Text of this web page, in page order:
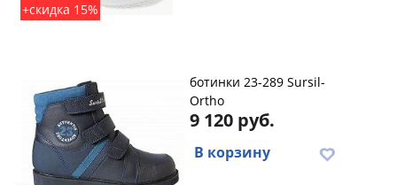
+скидка 15%
ботинки 23-289 Sursil-
Ortho
9 120 руб.
В корзину